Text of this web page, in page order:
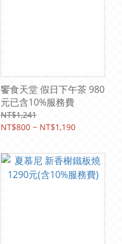
饗食天堂 假日下午茶 980
元已含10%服務費
NT$1,241
NT$800 ~ NT$1,190